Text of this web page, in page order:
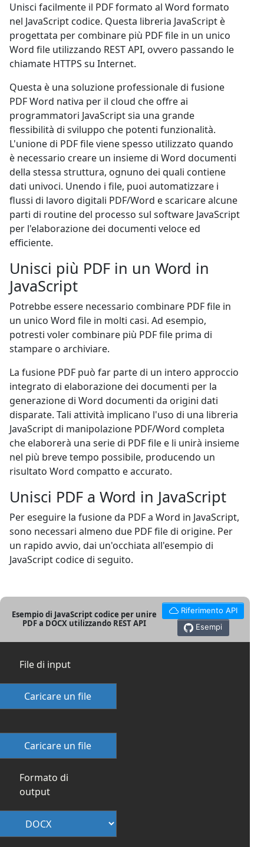
Unisci facilmente il PDF formato al Word formato
nel JavaScript codice. Questa libreria JavaScript è
progettata per combinare più PDF file in un unico
Word file utilizzando REST API, ovvero passando le
chiamate HTTPS su Internet.
Questa è una soluzione professionale di fusione
PDF Word nativa per il cloud che offre ai
programmatori JavaScript sia una grande
flessibilità di sviluppo che potenti funzionalità.
L'unione di PDF file viene spesso utilizzato quando
è necessario creare un insieme di Word documenti
della stessa struttura, ognuno dei quali contiene
dati univoci. Unendo i file, puoi automatizzare i
flussi di lavoro digitali PDF/Word e scaricare alcune
parti di routine del processo sul software JavaScript
per l'elaborazione dei documenti veloce ed
efficiente.
Unisci più PDF in un Word in
JavaScript
Potrebbe essere necessario combinare PDF file in
un unico Word file in molti casi. Ad esempio,
potresti voler combinare più PDF file prima di
stampare o archiviare.
La fusione PDF può far parte di un intero approccio
integrato di elaborazione dei documenti per la
generazione di Word documenti da origini dati
disparate. Tali attività implicano l'uso di una libreria
JavaScript di manipolazione PDF/Word completa
che elaborerà una serie di PDF file e li unirà insieme
nel più breve tempo possibile, producendo un
risultato Word compatto e accurato.
Unisci PDF a Word in JavaScript
Per eseguire la fusione da PDF a Word in JavaScript,
sono necessari almeno due PDF file di origine. Per
un rapido avvio, dai un'occhiata all'esempio di
JavaScript codice di seguito.
Esempio di JavaScript codice per unire
PDF a DOCX utilizzando REST API
Riferimento API
Esempi
File di input
Caricare un file
Caricare un file
Formato di
output